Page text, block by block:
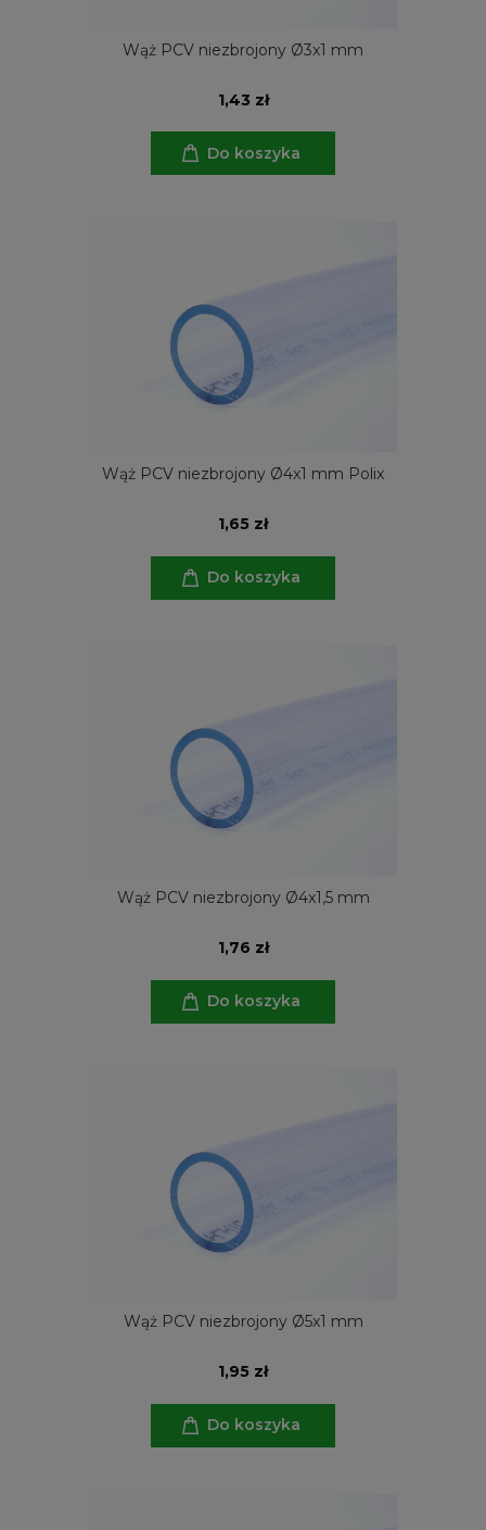
Wąż PCV niezbrojony Ø3x1 mm
1,43 zł
Do koszyka
Wąż PCV niezbrojony Ø4x1 mm Polix
1,65 zł
Do koszyka
Wąż PCV niezbrojony Ø4x1,5 mm
1,76 zł
Do koszyka
Wąż PCV niezbrojony Ø5x1 mm
1,95 zł
Do koszyka